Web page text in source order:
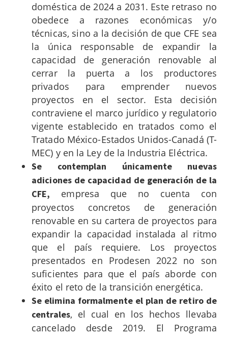
doméstica de 2024 a 2031. Este retraso no
obedece a razones económicas y/o
técnicas, sino a la decisión de que CFE sea
la única responsable de expandir la
capacidad de generación renovable al
cerrar la puerta a los productores
privados para emprender nuevos
proyectos en el sector. Esta decisión
contraviene el marco jurídico y regulatorio
vigente establecido en tratados como el
Tratado México-Estados Unidos-Canadá (T-
MEC) y en la Ley de la Industria Eléctrica.
Se contemplan únicamente nuevas
adiciones de capacidad de generación de la
CFE, empresa que no cuenta con
proyectos concretos de generación
renovable en su cartera de proyectos para
expandir la capacidad instalada al ritmo
que el país requiere. Los proyectos
presentados en Prodesen 2022 no son
suficientes para que el país aborde con
éxito el reto de la transición energética.
Se elimina formalmente el plan de retiro de
centrales, el cual en los hechos llevaba
cancelado desde 2019. El Programa